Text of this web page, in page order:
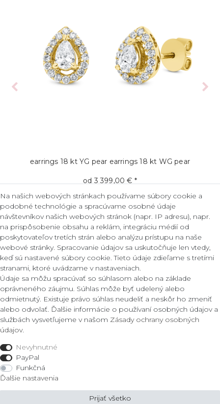
earrings 18 kt YG pear earrings 18 kt WG pear
od 3 399,00 € *
* Vrátane DPH OkremDoprava
SERVIS
Vaše výhody
Bezriziková objednávka Doručenie do 48h
Certifikát kvality
Na našich webových stránkach používame súbory cookie a
podobné technológie a spracúvame osobné údaje
návštevníkov našich webových stránok (napr. IP adresu), napr.
na prispôsobenie obsahu a reklám, integráciu médií od
poskytovateľov tretích strán alebo analýzu prístupu na naše
webové stránky. Spracovanie údajov sa uskutočňuje len vtedy,
keď sú nastavené súbory cookie. Tieto údaje zdieľame s tretími
stranami, ktoré uvádzame v nastaveniach.
Údaje sa môžu spracúvať so súhlasom alebo na základe
oprávneného záujmu. Súhlas môže byť udelený alebo
odmietnutý. Existuje právo súhlas neudeliť a neskôr ho zmeniť
alebo odvolať. Ďalšie informácie o používaní osobných údajov a
službách vysvetľujeme v našom Zásady ochrany osobných
údajov.
Nevyhnutné
PayPal
Funkčná
Ďalšie nastavenia
Prijať všetko